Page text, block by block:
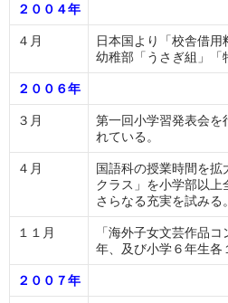
２００４年
４月
日本国より「校舎借用
幼稚部「うさぎ組」「
２００６年
３月
第一回小学習発表会を
れている。
４月
国語科の授業時間を拡
クラス」を小学部以
さらなる充実を試みる。
１１月
「海外子女文芸作品
年、及び小学６年生各
２００７年